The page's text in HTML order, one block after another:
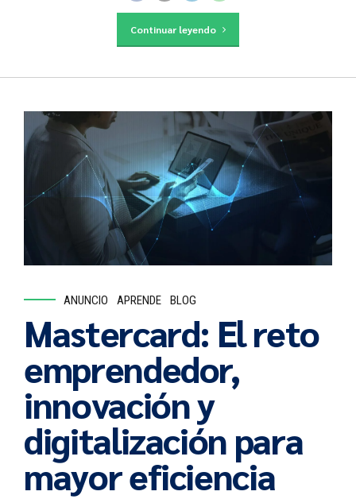
Continuar leyendo
ANUNCIO APRENDE BLOG
Mastercard: El reto
emprendedor,
innovación y
digitalización para
mayor eficiencia